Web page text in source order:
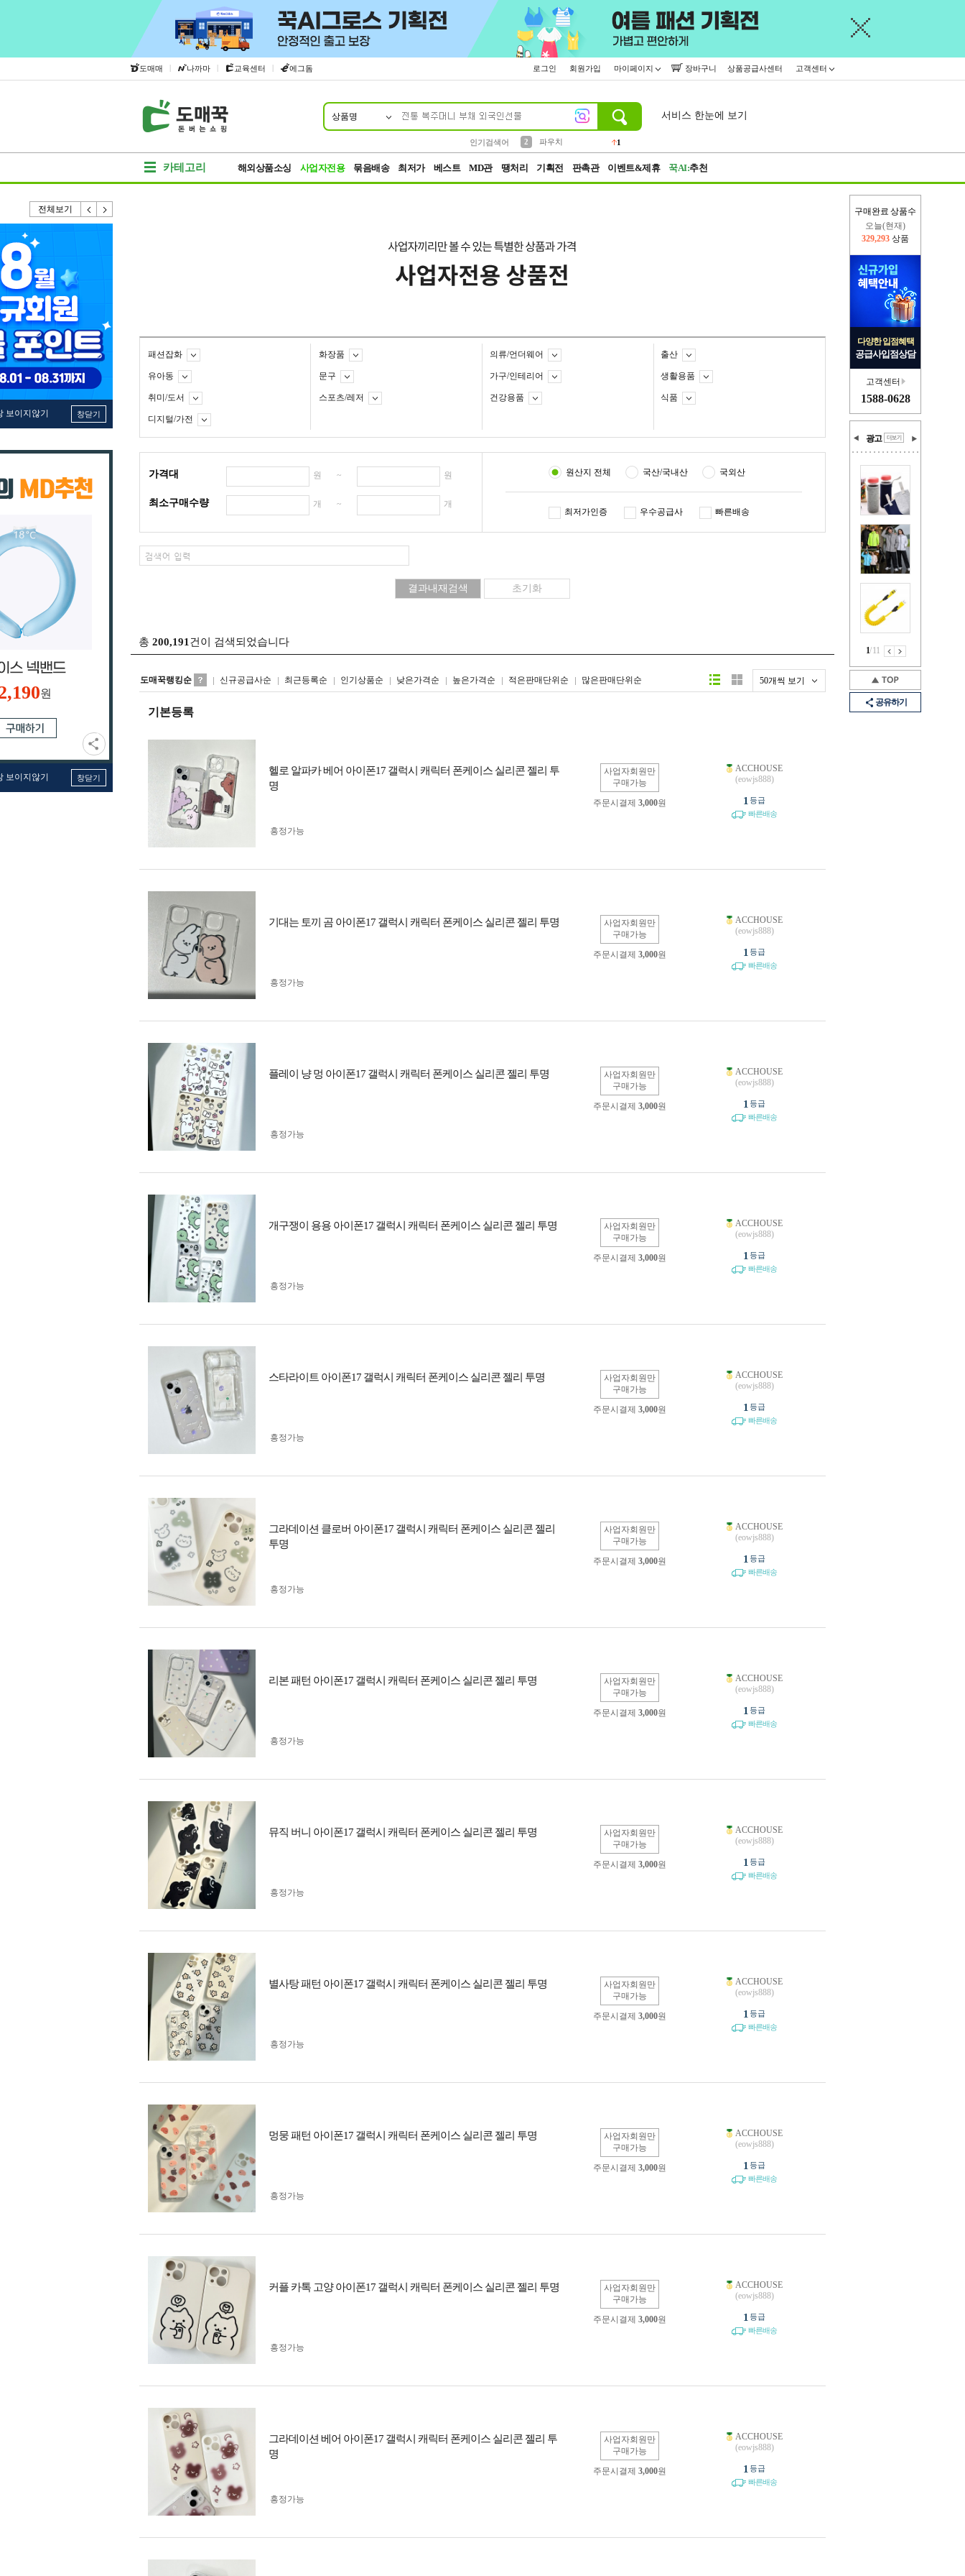
도매매 | 나까마 | 교육센터 | 에그돔 로그인 회원가입 마이페이지 장바구니 상품공급사센터 고객센터
상품명
인기검색어
2
파우치
1
서비스 한눈에 보기
카테고리 해외상품소싱 사업자전용 묶음배송 최저가 베스트 MD관 땡처리 기획전 판촉관 이벤트&제휴 꾹AI:추천
전체보기
보이지않기 창닫기
원
보이지않기 창닫기
구매완료 상품수
오늘(현재)
329,293 상품
다양한 입점혜택
공급사입점상담
고객센터
1588-0628
광고
1/11
공유하기
패션잡화 화장품 의류/언더웨어 출산
유아동 문구 가구/인테리어 생활용품
취미/도서 스포츠/레저 건강용품 식품
디지털/가전
가격대 원 ~ 원
최소구매수량 개 ~ 개
원산지 전체 국산/국내산 국외산
최저가인증 우수공급사 빠른배송
총 200,191 건이 검색되었습니다
도매꾹랭킹순 신규공급사순 최근등록순 인기상품순 낮은가격순 높은가격순 적은판매단위순 많은판매단위순 50개씩 보기
리스트형갤러리형
기본등록
헬로 알파카 베어 아이폰17 갤럭시 캐릭터 폰케이스 실리콘 젤리 투
명
사업자회원만
구매가능
주문시결제 3,000원
흥정가능
ACCHOUSE
(eowjs888)
1 등급
빠른배송
기대는 토끼 곰 아이폰17 갤럭시 캐릭터 폰케이스 실리콘 젤리 투명
사업자회원만
구매가능
주문시결제 3,000원
흥정가능
ACCHOUSE
(eowjs888)
1 등급
빠른배송
플레이 냥 멍 아이폰17 갤럭시 캐릭터 폰케이스 실리콘 젤리 투명
사업자회원만
구매가능
주문시결제 3,000원
흥정가능
ACCHOUSE
(eowjs888)
1 등급
빠른배송
개구쟁이 용용 아이폰17 갤럭시 캐릭터 폰케이스 실리콘 젤리 투명
사업자회원만
구매가능
주문시결제 3,000원
흥정가능
ACCHOUSE
(eowjs888)
1 등급
빠른배송
스타라이트 아이폰17 갤럭시 캐릭터 폰케이스 실리콘 젤리 투명
사업자회원만
구매가능
주문시결제 3,000원
흥정가능
ACCHOUSE
(eowjs888)
1 등급
빠른배송
그라데이션 클로버 아이폰17 갤럭시 캐릭터 폰케이스 실리콘 젤리
투명
사업자회원만
구매가능
주문시결제 3,000원
흥정가능
ACCHOUSE
(eowjs888)
1 등급
빠른배송
리본 패턴 아이폰17 갤럭시 캐릭터 폰케이스 실리콘 젤리 투명
사업자회원만
구매가능
주문시결제 3,000원
흥정가능
ACCHOUSE
(eowjs888)
1 등급
빠른배송
뮤직 버니 아이폰17 갤럭시 캐릭터 폰케이스 실리콘 젤리 투명
사업자회원만
구매가능
주문시결제 3,000원
흥정가능
ACCHOUSE
(eowjs888)
1 등급
빠른배송
별사탕 패턴 아이폰17 갤럭시 캐릭터 폰케이스 실리콘 젤리 투명
사업자회원만
구매가능
주문시결제 3,000원
흥정가능
ACCHOUSE
(eowjs888)
1 등급
빠른배송
멍뭉 패턴 아이폰17 갤럭시 캐릭터 폰케이스 실리콘 젤리 투명
사업자회원만
구매가능
주문시결제 3,000원
흥정가능
ACCHOUSE
(eowjs888)
1 등급
빠른배송
커플 카톡 고양 아이폰17 갤럭시 캐릭터 폰케이스 실리콘 젤리 투명
사업자회원만
구매가능
주문시결제 3,000원
흥정가능
ACCHOUSE
(eowjs888)
1 등급
빠른배송
그라데이션 베어 아이폰17 갤럭시 캐릭터 폰케이스 실리콘 젤리 투
명
사업자회원만
구매가능
주문시결제 3,000원
흥정가능
ACCHOUSE
(eowjs888)
1 등급
빠른배송